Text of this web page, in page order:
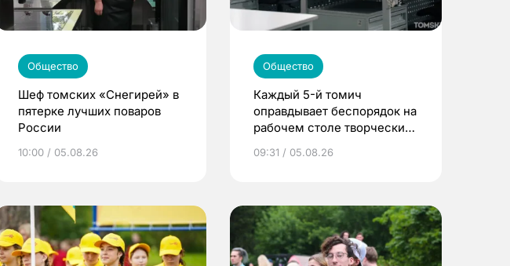
Общество
Шеф томских «Снегирей» в
пятерке лучших поваров
России
10:00 / 05.08.26
Общество
Каждый 5-й томич
оправдывает беспорядок на
рабочем столе творческим
09:31 / 05.08.26